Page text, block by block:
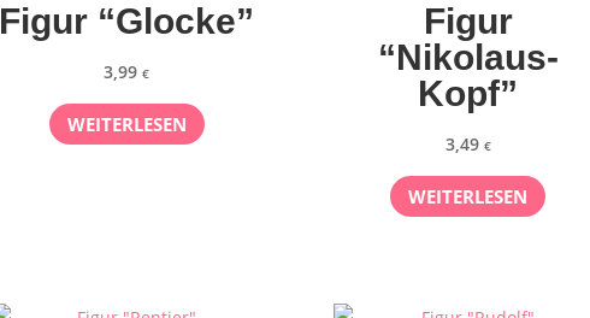
Figur “Glocke”
3,99€
WEITERLESEN
Figur
“Nikolaus-
Kopf”
3,49 €
WEITERLESEN